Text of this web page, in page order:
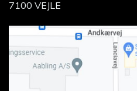
7100 VEJLE